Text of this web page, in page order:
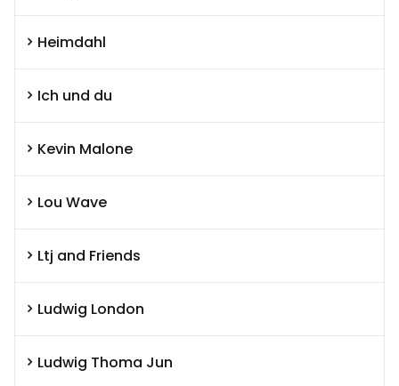
Heimdahl
Ich und du
Kevin Malone
Lou Wave
Ltj and Friends
Ludwig London
Ludwig Thoma Jun